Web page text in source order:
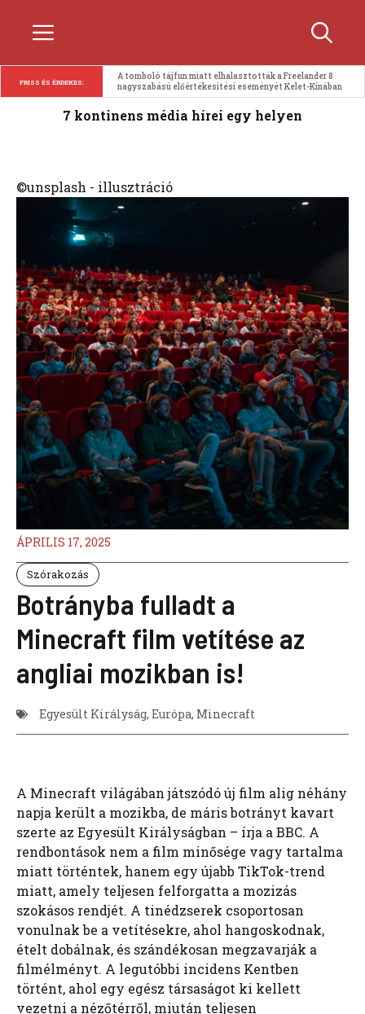
Menü
FRISS ÉS ÉRDEKES:
A tomboló tájfun miatt elhalasztották a Freelander 8
nagyszabású előértékesítési eseményét Kelet-Kínában
7 kontinens média hírei egy helyen
©unsplash - illusztráció
ÁPRILIS 17, 2025
Szórakozás
Botrányba fulladt a
Minecraft film vetítése az
angliai mozikban is!
Egyesült Királyság, Európa, Minecraft
A Minecraft világában játszódó új film alig néhány
napja került a mozikba, de máris botrányt kavart
szerte az Egyesült Királyságban – írja a BBC. A
rendbontások nem a film minősége vagy tartalma
miatt történtek, hanem egy újabb TikTok-trend
miatt, amely teljesen felforgatta a mozizás
szokásos rendjét. A tinédzserek csoportosan
vonulnak be a vetítésekre, ahol hangoskodnak,
ételt dobálnak, és szándékosan megzavarják a
filmélményt. A legutóbbi incidens Kentben
történt, ahol egy egész társaságot ki kellett
vezetni a nézőtérről, miután teljesen